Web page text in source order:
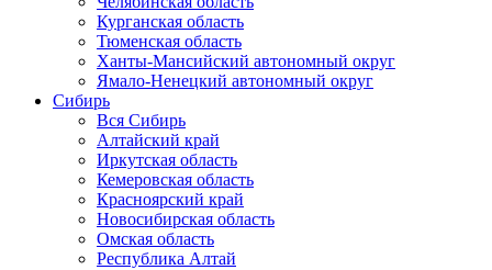
Курганская область
Тюменская область
Ханты-Мансийский автономный округ
Ямало-Ненецкий автономный округ
Сибирь
Вся Сибирь
Алтайский край
Иркутская область
Кемеровская область
Красноярский край
Новосибирская область
Омская область
Республика Алтай